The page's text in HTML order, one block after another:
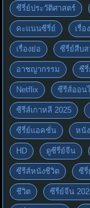
ซีรี่ย์ประวัติศาสตร์
คะแนนซีรี่ย์ เรื่อ
เรื่องย่อ ซีรี่ย์สืบ
อาชญากรรม ซี
Netflix ซีรีส์ออน
ซีรีส์เกาหลี 2025
ซีรี่ย์แอคชั่น หนั
HD ดูซีรี่ย์จีน
ซีรีส์หนังชีวิต ซีรี่
ชีวิต ซีรี่ย์จีน